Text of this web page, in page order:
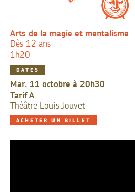
Arts de la magie et mentalisme
Dès 12 ans
1h20
DATES
mar. 11 octobre à 20h30
TarifA
Théâtre Louis Jouvet
ACHETER UN BILLET